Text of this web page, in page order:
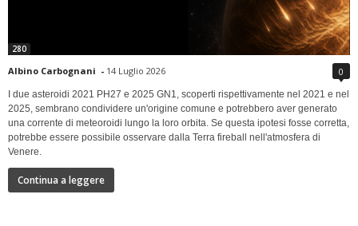
280
Albino Carbognani - 14 Luglio 2026 0
I due asteroidi 2021 PH27 e 2025 GN1, scoperti rispettivamente nel 2021 e nel
2025, sembrano condividere un'origine comune e potrebbero aver generato
una corrente di meteoroidi lungo la loro orbita. Se questa ipotesi fosse corretta,
potrebbe essere possibile osservare dalla Terra fireball nell'atmosfera di
Venere.
Continua a leggere